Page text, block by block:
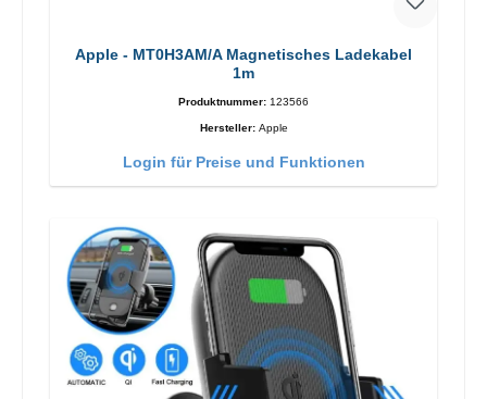
Apple - MT0H3AM/A Magnetisches Ladekabel
1m
Produktnummer: 123566
Hersteller: Apple
Login für Preise und Funktionen